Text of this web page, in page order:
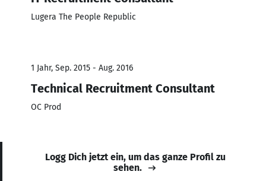
Lugera The People Republic
1 Jahr, Sep. 2015 - Aug. 2016
Technical Recruitment Consultant
OC Prod
Logg Dich jetzt ein, um das ganze Profil zu
sehen.